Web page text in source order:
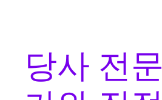
당사 전문